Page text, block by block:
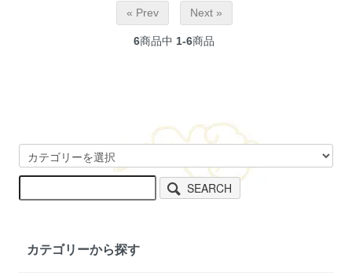
« Prev Next »
6商品中 1-6商品
SEARCH
カテゴリーから探す